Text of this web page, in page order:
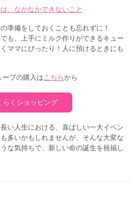
、なかなかできないこと
準備をしておくことも忘れずに！
も、上手にミルク作りができるキュー
ママにぴったり！人に預けるときにも
ーブの購入はこちらから
らくショッピング
い人生における、喜ばしい一大イベン
多いかもしれませんが、そんな大変な
な気持ちで、新しい命の誕生を祝福し